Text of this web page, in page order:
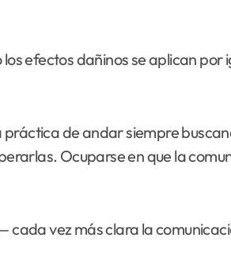
efectos dañinos se aplican por
de andar siempre
Ocuparse en que la
vez más clara la